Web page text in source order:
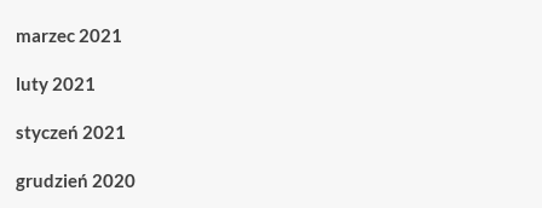
marzec 2021
luty 2021
styczeń 2021
grudzień 2020